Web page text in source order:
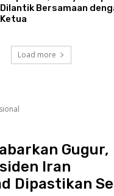
Dilantik Bersamaan
Ketua
Load more